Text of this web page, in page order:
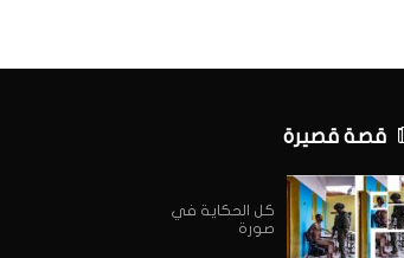
قصة قصيرة
كل الحكاية في
صورة